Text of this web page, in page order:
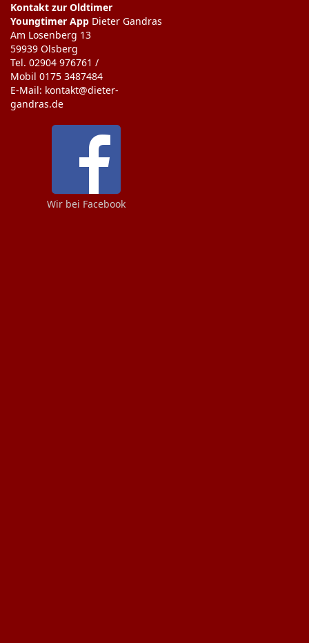
Kontakt zur Oldtimer
Youngtimer App Dieter Gandras
Am Losenberg 13
59939 Olsberg
Tel. 02904 976761 /
Mobil 0175 3487484
E-Mail: kontakt@dieter-
gandras.de
Wir bei Facebook